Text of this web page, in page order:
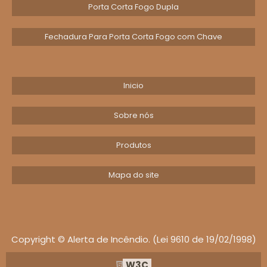
integração a sistemas de alarme para
Escolha especificações de teste, integração e
manutenção que permitam garantir
desempenho contínuo e conformidade com
normas aplicáveis.
COMPONENTES,
ACESSÓRIOS E
FABRICANTES: DO SISTEMA
à escolha técnica: do eixo e lona ao
acabamento, destacando diferenças entre
Porta Corta Fogo Dupla
Fechadura Para Porta Corta Fogo com Chave
Inicio
Sobre nós
Produtos
Mapa do site
Copyright © Alerta de Incêndio. (Lei 9610 de 19/02/1998)